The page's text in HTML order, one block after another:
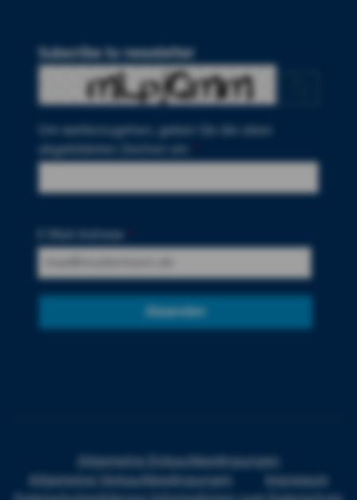
Subscribe to newsletter
Um weiterzugehen, geben Sie die oben
abgebildeten Zeichen ein
Absenden
Allgemeine Einkaufsbedingungen
Allgemeine Verkaufsbedingungen
Impressum